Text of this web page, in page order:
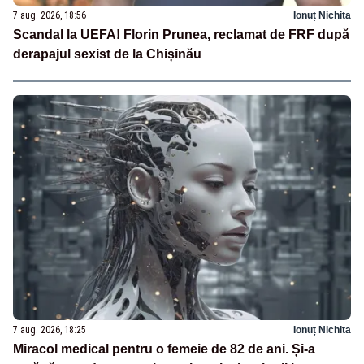
7 aug. 2026, 18:56 Ionuț Nichita
Scandal la UEFA! Florin Prunea, reclamat de FRF după
derapajul sexist de la Chișinău
7 aug. 2026, 18:25 Ionuț Nichita
Miracol medical pentru o femeie de 82 de ani. Și-a